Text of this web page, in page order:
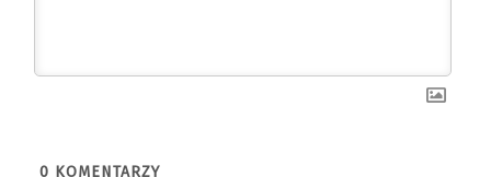
0 KOMENTARZY